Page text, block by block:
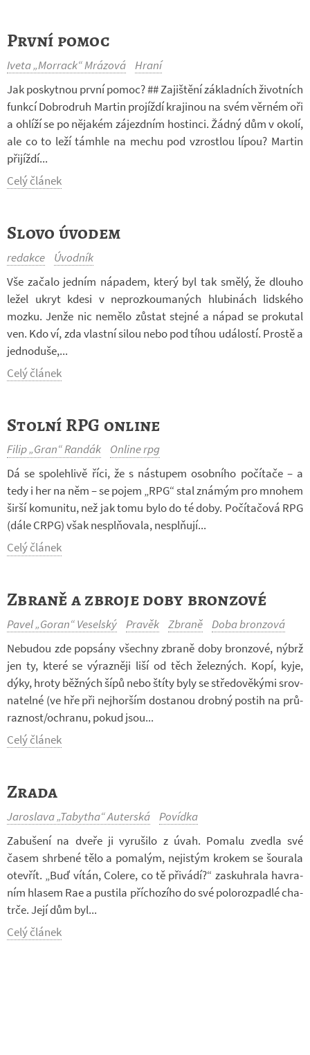
První pomoc
Iveta „Morrack“ Mrázová Hraní
Jak po­skyt­nou první pomoc? ## Za­jiš­tění zá­klad­ních ži­vot­ních
funkcí Dob­ro­druh Mar­tin pro­jíždí kra­ji­nou na svém věr­ném oři
a ohlíží se po ně­ja­kém zá­jezd­ním hos­tinci. Žádný dům v okolí,
ale co to leží támhle na mechu pod vzrostlou lípou? Mar­tin
při­jíždí...
Celý článek
Slovo úvodem
redakce
Úvodník
Vše za­čalo jed­ním ná­pa­dem, který byl tak smělý, že dlouho
ležel ukryt kdesi v ne­pro­zkou­ma­ných hlu­bi­nách lid­ského
mozku. Jenže nic ne­mělo zů­stat stejné a nápad se pro­ku­tal
ven. Kdo ví, zda vlastní silou nebo pod tíhou udá­lostí. Prostě a
jed­no­duše,...
Celý článek
Stolní RPG online
Filip „Gran“ Randák
Online rpg
Dá se spo­leh­livě říci, že s ná­stu­pem osob­ního po­čí­tače – a
tedy i her na něm – se pojem „RPG“ stal zná­mým pro mno­hem
širší ko­mu­nitu, než jak tomu bylo do té doby. Po­čí­ta­čová RPG
(dále CRPG) však ne­spl­ňo­vala, ne­spl­ňují...
Celý článek
Zbraně a zbroje doby bronzové
Pavel „Goran“ Veselský Pravěk Zbraně Doba bronzová
Ne­bu­dou zde po­psány všechny zbraně doby bron­zové, nýbrž
jen ty, které se vý­raz­něji liší od těch že­lez­ných. Kopí, kyje,
dýky, hroty běž­ných šípů nebo štíty byly se stře­do­vě­kými srov­
na­telné (ve hře při nej­hor­ším do­sta­nou drobný po­stih na prů­
raz­nost/ochranu, pokud jsou...
Celý článek
Zrada
Jaroslava „Tabytha“ Auterská Povídka
Za­bu­šení na dveře ji vy­ru­šilo z úvah. Po­malu zvedla své
časem shr­bené tělo a po­ma­lým, ne­jis­tým kro­kem se šou­rala
otevřít. „Buď vítán, Co­lere, co tě při­vádí?“ za­skuhrala ha­vra­
ním hla­sem Rae a pus­tila pří­cho­zího do své po­lo­roz­padlé cha­
trče. Její dům byl...
Celý článek